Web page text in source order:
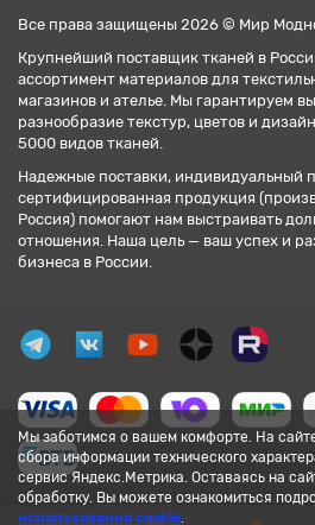
Мы заботимся о вашем комфорте. На
сбора информации технического
сервис Яндекс.Метрика. Оставаясь на
обработку. Вы можете ознакомиться
использования cookie.
Все права защищены 2026 © Мир
Крупнейший поставщик тканей в
ассортимент материалов для
магазинов и ателье. Мы гарантируем
разнообразие текстур, цветов и
5000 видов тканей.
Надежные поставки, индивидуальный
сертифицированная продукция
Россия) помогают нам выстраивать
отношения. Наша цель — ваш успех и
бизнеса в России.